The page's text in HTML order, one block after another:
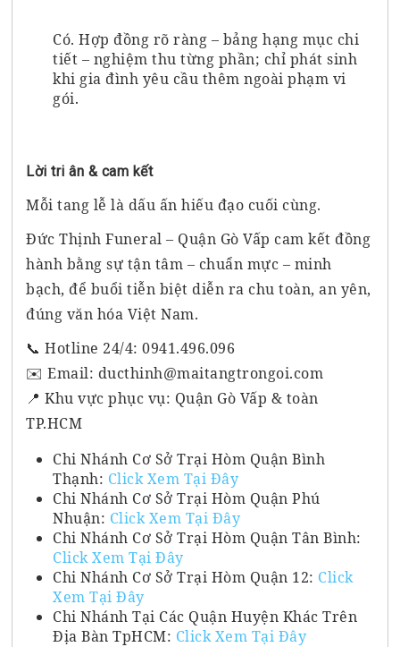
Có. Hợp đồng rõ ràng – bảng hạng mục chi
tiết – nghiệm thu từng phần; chỉ phát sinh
khi gia đình yêu cầu thêm ngoài phạm vi
gói.
Lời tri ân & cam kết
Mỗi tang lễ là dấu ấn hiếu đạo cuối cùng.
Đức Thịnh Funeral – Quận Gò Vấp cam kết đồng
hành bằng sự tận tâm – chuẩn mực – minh
bạch, để buổi tiễn biệt diễn ra chu toàn, an yên,
đúng văn hóa Việt Nam.
📞 Hotline 24/4: 0941.496.096
✉️ Email: ducthinh@maitangtrongoi.com
📍 Khu vực phục vụ: Quận Gò Vấp & toàn
TP.HCM
Chi Nhánh Cơ Sở Trại Hòm Quận Bình
Thạnh: Click Xem Tại Đây
Chi Nhánh Cơ Sở Trại Hòm Quận Phú
Nhuận: Click Xem Tại Đây
Chi Nhánh Cơ Sở Trại Hòm Quận Tân Bình:
Click Xem Tại Đây
Chi Nhánh Cơ Sở Trại Hòm Quận 12: Click
Xem Tại Đây
Chi Nhánh Tại Các Quận Huyện Khác Trên
Địa Bàn TpHCM: Click Xem Tại Đây